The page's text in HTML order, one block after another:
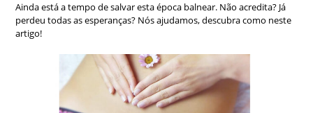
Ainda está a tempo de salvar esta época balnear. Não acredita? Já
perdeu todas as esperanças? Nós ajudamos, descubra como neste
artigo!